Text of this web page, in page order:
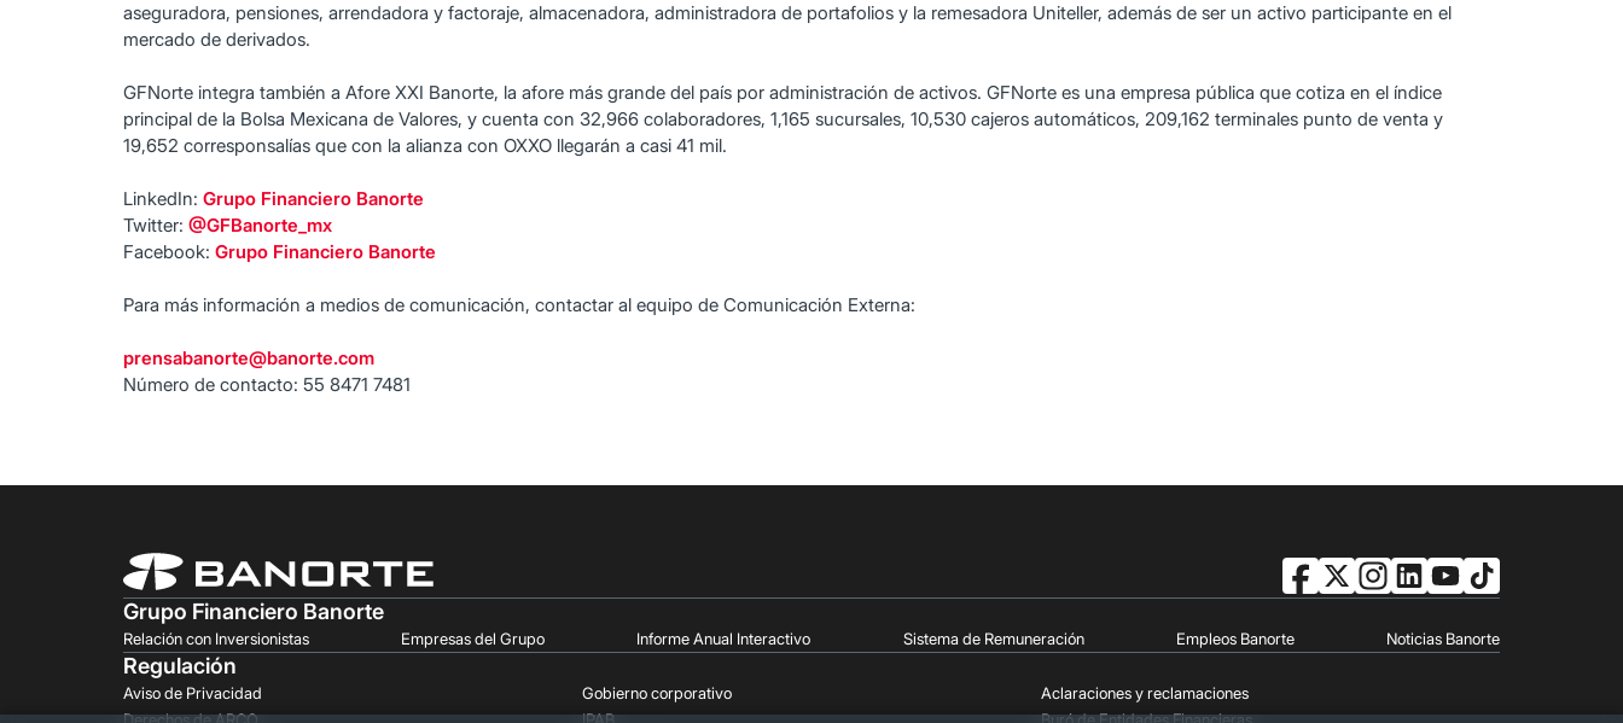
aseguradora, pensiones, arrendadora y factoraje, almacenadora, administradora de portafolios y la remesadora Uniteller, además de ser un activo participante en el
mercado de derivados.
GFNorte integra también a Afore XXI Banorte, la afore más grande del país por administración de activos. GFNorte es una empresa pública que cotiza en el índice
principal de la Bolsa Mexicana de Valores, y cuenta con 32,966 colaboradores, 1,165 sucursales, 10,530 cajeros automáticos, 209,162 terminales punto de venta y
19,652 corresponsalías que con la alianza con OXXO llegarán a casi 41 mil.
LinkedIn: Grupo Financiero Banorte
Twitter: @GFBanorte_mx
Facebook: Grupo Financiero Banorte
Para más información a medios de comunicación, contactar al equipo de Comunicación Externa:
prensabanorte@banorte.com
Número de contacto: 55 8471 7481
Grupo Financiero Banorte
Relación con Inversionistas Empresas del Grupo Informe Anual Interactivo Sistema de Remuneración Empleos Banorte Noticias Banorte
Regulación
Aviso de Privacidad
Gobierno corporativo
Aclaraciones y reclamaciones